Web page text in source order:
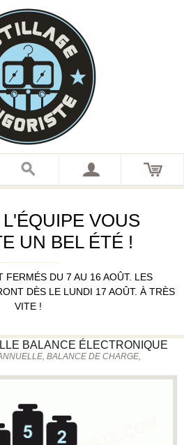
VOUS
UN BEL ÉTÉ !
FERMÉS DU 7 AU 16 AOÛT. LES
DÈS LE LUNDI 17 AOÛT. À TRÈS
VITE !
BALANCE ÉLECTRONIQUE
BALANCE DE CHARGE,